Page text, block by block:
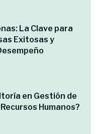
La Clave para
Exitosas y
en Gestión de
Humanos?